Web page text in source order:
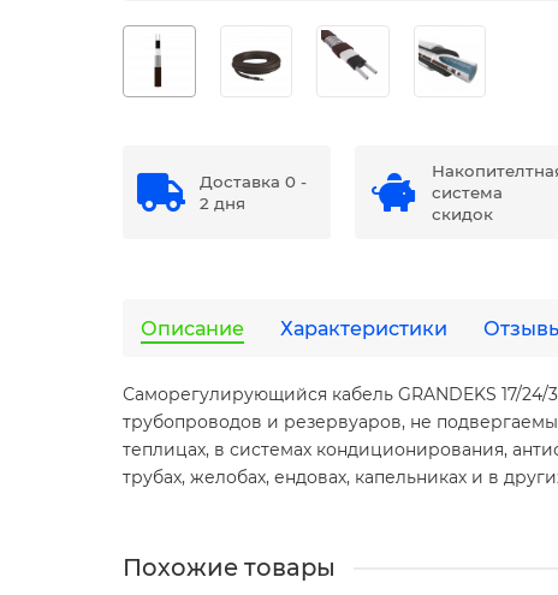
Доставка 0 -
2 дня
система
скидок
Описание Характеристики
Саморегулирующийся кабель GRANDEKS 17/
трубопроводов и резервуаров, не
теплицах, в системах кондиционирования,
трубах, желобах, ендовах, капельниках и в
Похожие товары